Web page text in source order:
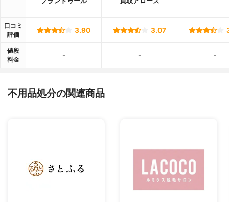
口コミ
評価
3.90 3.07
値段
料金
- - -
不用品処分の関連商品